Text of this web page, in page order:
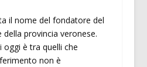
il nome del fondatore del
provincia veronese.
oggi è tra quelli che
non è